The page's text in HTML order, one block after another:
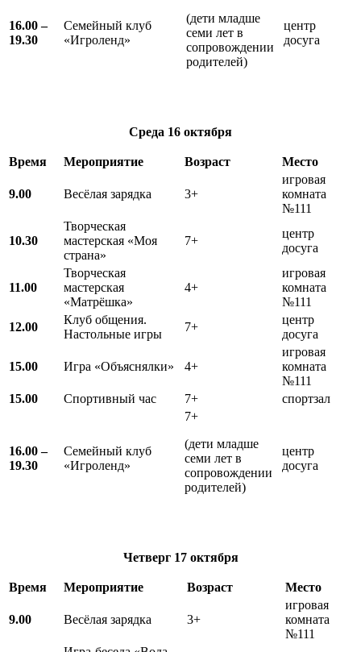
16.00 –
19.30
Семейный клуб
«Игроленд»
(дети младше
семи лет в
сопровождении
родителей)
центр
досуга
Среда 16 октября
Время Мероприятие Возраст Место
9.00 Весёлая зарядка 3+
игровая
комната
№111
10.30
Творческая
мастерская «Моя
страна»
7+
центр
досуга
11.00
Творческая
мастерская
«Матрёшка»
4+
игровая
комната
№111
12.00
Клуб общения.
Настольные игры
7+
центр
досуга
15.00 Игра «Объяснялки» 4+
игровая
комната
№111
15.00
Спортивный час 7+ спортзал
16.00 –
19.30
Семейный клуб
«Игроленд»
7+
(дети младше
семи лет в
сопровождении
родителей)
центр
досуга
Четверг 17 октября
Время Мероприятие Возраст Место
9.00 Весёлая зарядка 3+
игровая
комната
№111